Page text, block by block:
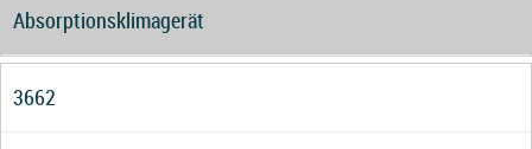
Absorptionsklimagerät
3662